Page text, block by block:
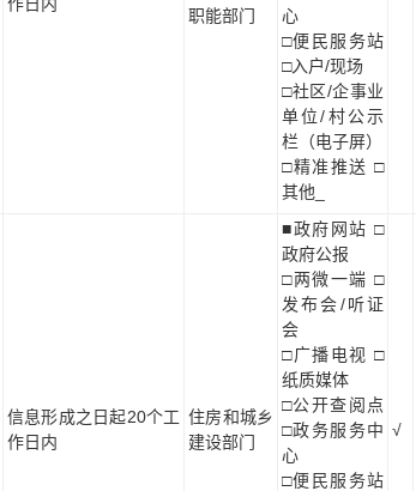
职能部门
心
□便民服务站
□入户/现场
□社区/企事业
单位/村公示
栏（电子屏）
□精准推送 □
其他_
信息形成之日起20个工
作日内
住房和城乡
建设部门
■政府网站 □
政府公报
□两微一端 □
发布会/听证
会
□广播电视 □
纸质媒体
□公开查阅点
□政务服务中
心
□便民服务站
√